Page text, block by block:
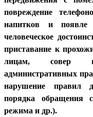
повреждение
напитков и
человеческое
приставание к
лицам, совер
административных
нарушение правил
порядка обращения
режима и др.).